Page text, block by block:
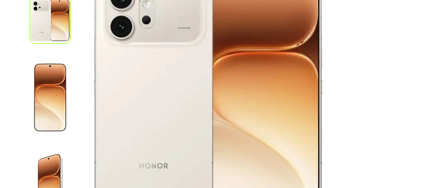
iPhone 13
iPhone 12
iPhone 11
Poco
F Series
M Series